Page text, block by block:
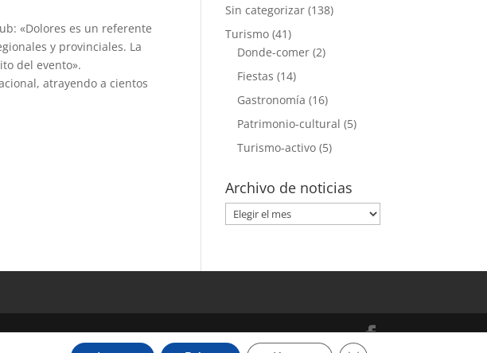
«Dolores es un referente
y provinciales. La
del evento».
atrayendo a cientos
Sin categorizar (138)
Turismo (41)
Donde-comer (2)
Fiestas (14)
Gastronomía (16)
Patrimonio-cultural (5)
Turismo-activo (5)
Archivo de noticias
Archivo
de